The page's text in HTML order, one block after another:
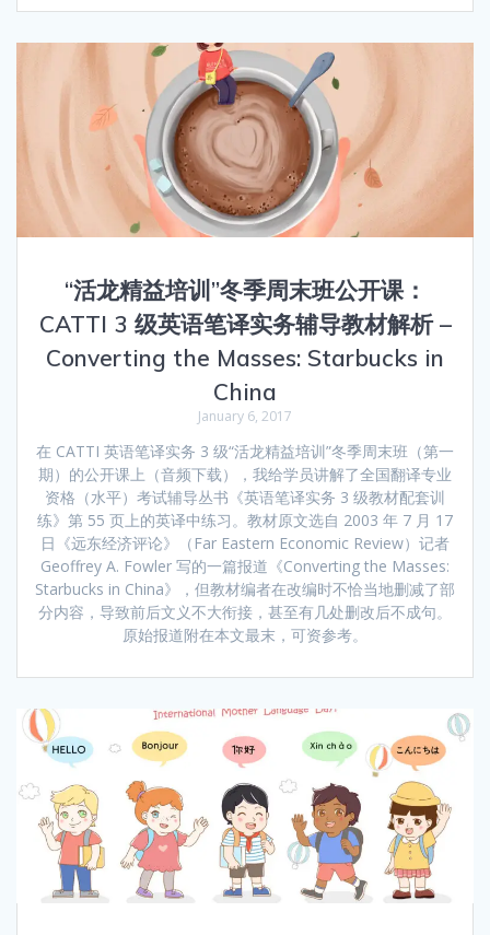
“活龙精益培训”冬季周末班公开课：
CATTI 3 级英语笔译实务辅导教材解析 –
Converting the Masses: Starbucks in
China
January 6, 2017
在 CATTI 英语笔译实务 3 级“活龙精益培训”冬季周末班（第一
期）的公开课上（音频下载），我给学员讲解了全国翻译专业
资格（水平）考试辅导丛书《英语笔译实务 3 级教材配套训
练》第 55 页上的英译中练习。教材原文选自 2003 年 7 月 17
日《远东经济评论》（Far Eastern Economic Review）记者
Geoffrey A. Fowler 写的一篇报道《Converting the Masses:
Starbucks in China》，但教材编者在改编时不恰当地删减了部
分内容，导致前后文义不大衔接，甚至有几处删改后不成句。
原始报道附在本文最末，可资参考。